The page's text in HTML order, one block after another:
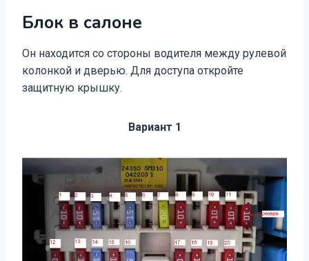
Блок в салоне
Он находится со стороны водителя между рулевой
колонкой и дверью. Для доступа откройте
защитную крышку.
Вариант 1